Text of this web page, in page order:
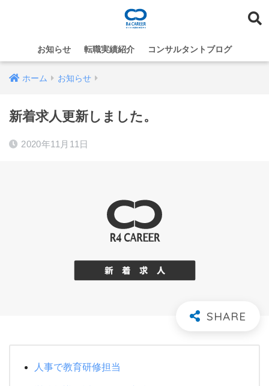
お知らせ 転職実績紹介 コンサルタントブログ
ホーム お知らせ
新着求人更新しました。
2020年11月11日
人事で教育研修担当